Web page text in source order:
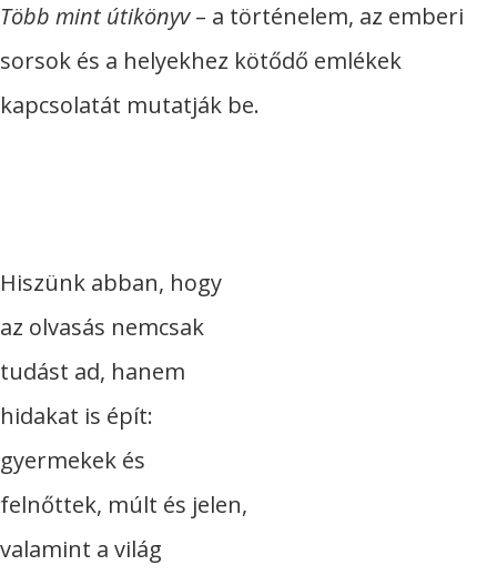
Több mint útikönyv– a történelem, az emberi
sorsok és a helyekhez kötődő emlékek
kapcsolatát mutatják be.
Hiszünk abban, hogy
az olvasás nemcsak
tudást ad, hanem
hidakat is épít:
gyermekek és
felnőttek, múlt és jelen,
valamint a világ